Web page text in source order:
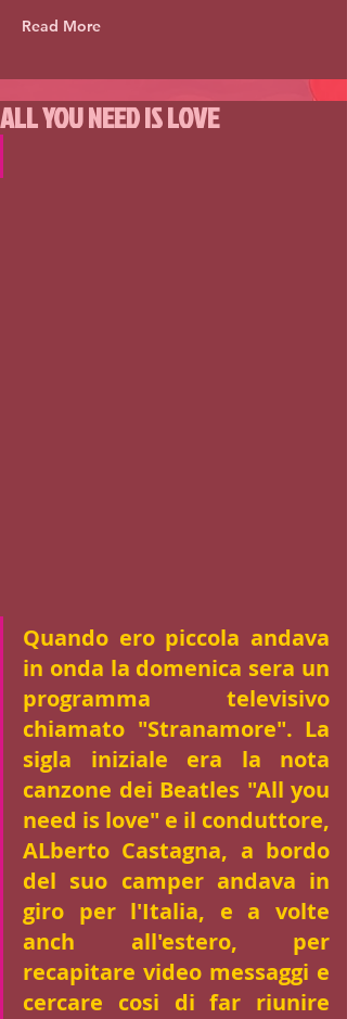
Read More
ALL YOU NEED IS LOVE
Quando ero piccola andava
in onda la domenica sera un
programma televisivo
chiamato "Stranamore". La
sigla iniziale era la nota
canzone dei Beatles "All you
need is love" e il conduttore,
ALberto Castagna, a bordo
del suo camper andava in
giro per l'Italia, e a volte
anch all'estero, per
recapitare video messaggi e
cercare cosi di far riunire